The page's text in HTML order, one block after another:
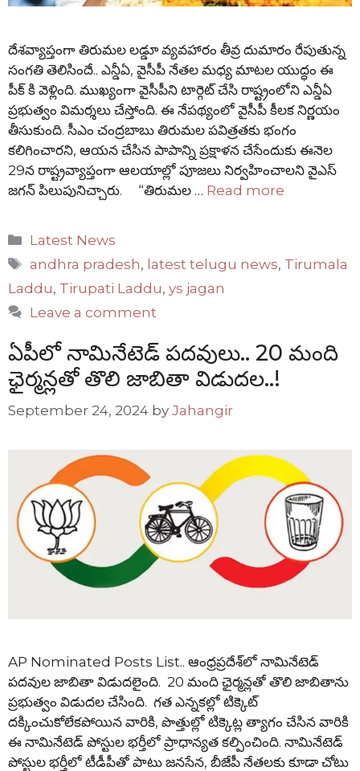
దేశవ్యాప్తంగా తిరుమల లడ్డూ వ్యవహారం తీవ్ర దుమారం రేపుతున్న
సంగతి తెలిసిందే.. ఎన్డీఏ, వైసీపీ నేతల మధ్య మాటల యుద్ధం ఈ
పీక్ కి వెళ్లింది. ముఖ్యంగా వైసీపీని టార్గెట్ చేసి రాష్ట్రంలోని ఎన్డీఏ
ప్రభుత్వం విమర్శలు చేస్తోంది. ఈ నేపథ్యంలో వైసీపీ కీలక నిర్ణయం
తీసుకుంది. సీఎం చంద్రబాబు తిరుమల పవిత్రతకు భంగం
కలిగించారని, ఆయన చేసిన పాపాన్ని ప్రక్షాళన చేసేందుకు ఈనెల
29న రాష్ట్రవ్యాప్తంగా ఆలయాల్లో పూజలు నిర్వహించాలని వైఎస్
జగన్ పిలుపునిచ్చారు. “తిరుమల … Read more
Categories
Latest News
Tags
andhra pradesh, latest telugu news, Tirumala
Laddu, Tirupati Laddu, ys jagan
Leave a comment
ఏపీలో నామినేటెడ్ పదవులు.. 20 మంది
ఛైర్మన్లతో తొలి జాబితా విడుదల..!
September 24, 2024 by Jahangir
AP Nominated Posts List.. ఆంధ్రప్రదేశ్‌లో నామినేటెడ్
పదవుల జాబితా విడుదలైంది. 20 మంది ఛైర్మన్లతో తొలి జాబితాను
ప్రభుత్వం విడుదల చేసింది. గత ఎన్నకల్లో టిక్కెట్
దక్కించుకోలేకపోయిన వారికి, పొత్తుల్లో టిక్కెట్ల త్యాగం చేసిన వారికి
ఈ నామినేటెడ్ పోస్టుల భర్తీలో ప్రాధాన్యత కల్పించింది. నామినేటెడ్
పోస్టుల భర్తీలో టీడీపీతో పాటు జనసేన, బీజేపీ నేతలకు కూడా చోటు